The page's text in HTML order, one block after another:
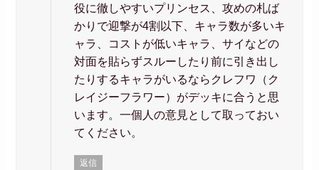
役に徹しやすいプリンセス、攻めの札ば
かりで迎撃が4割以下、キャラ数が多いキ
ャラ、コストが低いキャラ、サイなどの
対面を貼らずスルーしたり前に引き出し
たりするキャラがいるならクレフワ（ク
レイジーフラワー）がデッキに合うと思
います。一個人の意見として取っておい
てください。
返信